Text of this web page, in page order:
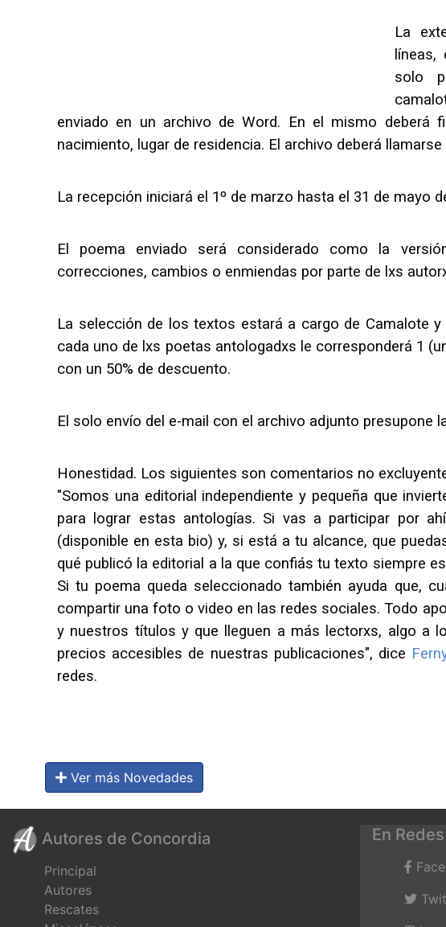
La
solo
enviado en un archivo de Word. En el mismo deberá
nacimiento, lugar de residencia. El archivo deberá
La recepción iniciará el 1º de marzo hasta el 31 de mayo
El poema enviado será considerado como la
correcciones, cambios o enmiendas por parte de lxs
La selección de los textos estará a cargo de Camalote
cada uno de lxs poetas antologadxs le corresponderá 1
con un 50% de descuento.
El solo envío del e-mail con el archivo adjunto presupone
Honestidad. Los siguientes son comentarios no
"Somos una editorial independiente y pequeña que
para lograr estas antologías. Si vas a participar por
(disponible en esta bio) y, si está a tu alcance, que
qué publicó la editorial a la que confiás tu texto siempre
Si tu poema queda seleccionado también ayuda que,
compartir una foto o video en las redes sociales. Todo
y nuestros títulos y que lleguen a más lectorxs, algo a
precios accesibles de nuestras publicaciones", dice
redes.
Ver más Novedades
Autores de Concordia
Principal
Autores
Rescates
En